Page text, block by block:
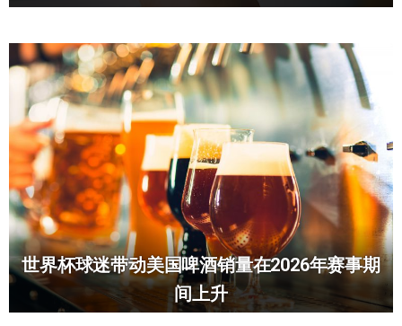
世界杯球迷带动美国啤酒销量在2026年赛事期
间上升